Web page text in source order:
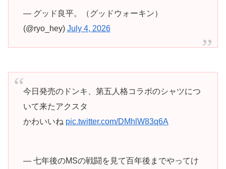
— グッド良平。（グッドウォーキン）
(@ryo_hey) July 4, 2026
今日発売のドンキ、第五人格コラボのシャツにつ
いて来たアクスタ
かわいいね pic.twitter.com/DMhlW83q6A
— 七年後のMSの戦闘を見て百年後までやってけ